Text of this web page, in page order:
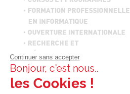
FORMATION PROFESSIONNELLE
EN INFORMATIQUE
OUVERTURE INTERNATIONALE
RECHERCHE ET
DÉVELOPPEMENT
ESPACE ENTREPRISES
CARRIÈRE & DIPLÔMÉS
GEEKTIONNAIRE
Continuer sans accepter
Bonjour, c'est nous..
les Cookies !